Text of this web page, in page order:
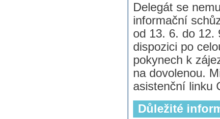
Delegát se
informační
od 13. 6. do 12.
dispozici po
pokynech k
na dovolenou.
asistenční linku
Důležité